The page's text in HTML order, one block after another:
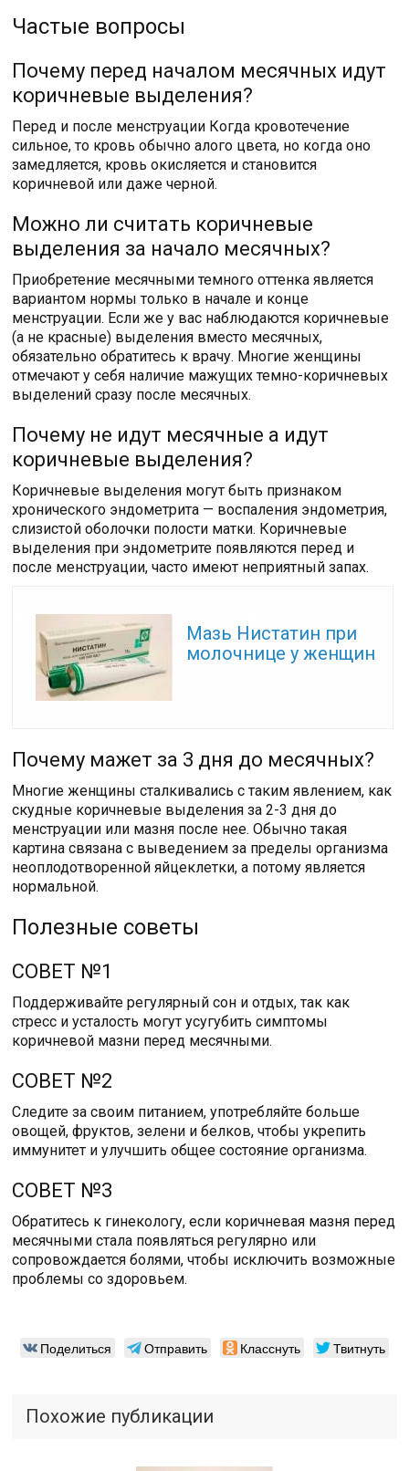
Частые вопросы
Почему перед началом месячных идут
коричневые выделения?
Перед и после менструации Когда кровотечение
сильное, то кровь обычно алого цвета, но когда оно
замедляется, кровь окисляется и становится
коричневой или даже черной.
Можно ли считать коричневые
выделения за начало месячных?
Приобретение месячными темного оттенка является
вариантом нормы только в начале и конце
менструации. Если же у вас наблюдаются коричневые
(а не красные) выделения вместо месячных,
обязательно обратитесь к врачу. Многие женщины
отмечают у себя наличие мажущих темно-коричневых
выделений сразу после месячных.
Почему не идут месячные а идут
коричневые выделения?
Коричневые выделения могут быть признаком
хронического эндометрита — воспаления эндометрия,
слизистой оболочки полости матки. Коричневые
выделения при эндометрите появляются перед и
после менструации, часто имеют неприятный запах.
Мазь Нистатин при
молочнице у женщин
Почему мажет за 3 дня до месячных?
Многие женщины сталкивались с таким явлением, как
скудные коричневые выделения за 2-3 дня до
менструации или мазня после нее. Обычно такая
картина связана с выведением за пределы организма
неоплодотворенной яйцеклетки, а потому является
нормальной.
Полезные советы
СОВЕТ №1
Поддерживайте регулярный сон и отдых, так как
стресс и усталость могут усугубить симптомы
коричневой мазни перед месячными.
СОВЕТ №2
Следите за своим питанием, употребляйте больше
овощей, фруктов, зелени и белков, чтобы укрепить
иммунитет и улучшить общее состояние организма.
СОВЕТ №3
Обратитесь к гинекологу, если коричневая мазня перед
месячными стала появляться регулярно или
сопровождается болями, чтобы исключить возможные
проблемы со здоровьем.
Поделиться Отправить Класснуть Твитнуть
Похожие публикации